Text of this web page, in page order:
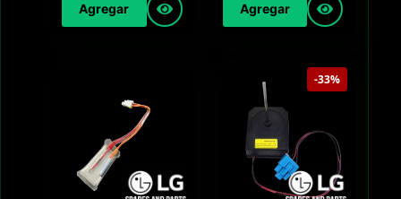
Agregar Agregar
-33%